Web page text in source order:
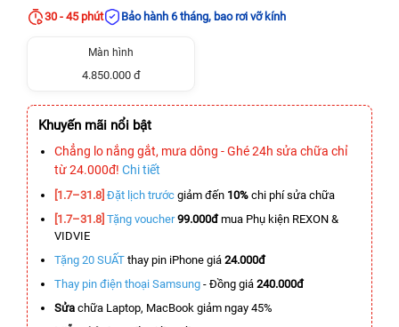
30 - 45 phút
Bảo hành 6 tháng, bao rơi vỡ kính
Màn hình
4.850.000 đ
Khuyến mãi nổi bật
Chẳng lo nắng gắt, mưa dông - Ghé 24h sửa chữa chỉ
từ 24.000đ! Chi tiết
[1.7–31.8] Đặt lịch trước giảm đến 10% chi phí sửa chữa
[1.7–31.8] Tặng voucher 99.000đmua Phụ kiện REXON &
VIDVIE
Tặng 20 SUẤT thay pin iPhone giá 24.000đ
Thay pin điện thoại Samsung - Đồng giá 240.000đ
Sửa chữa Laptop, MacBook giảm ngay 45%